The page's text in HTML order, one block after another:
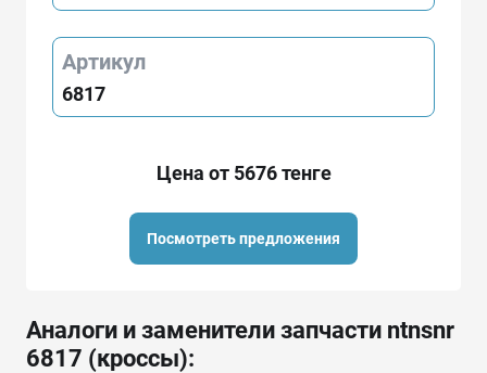
Артикул
6817
Цена от 5676 тенге
Посмотреть предложения
Аналоги и заменители запчасти ntnsnr
6817 (кроссы):